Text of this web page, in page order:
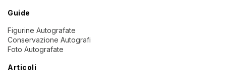
Guide
Figurine Autografate
Conservazione Autografi
Foto Autografate
Articoli